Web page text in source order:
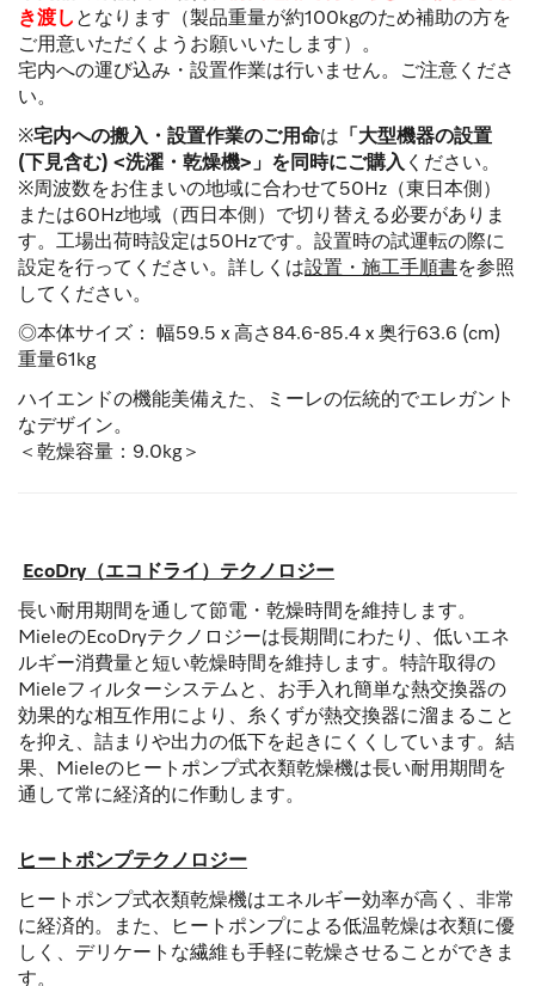
き渡し となります（製品重量が約100kgのため補助の方を
ご用意いただくようお願いいたします）。
宅内への運び込み・設置作業は行いません。ご注意くださ
い。
※宅内への搬入・設置作業のご用命は 「大型機器の設置
(下見含む) <洗濯・乾燥機>」を同時にご購入 ください。
※周波数をお住まいの地域に合わせて50Hz（東日本側）
または60Hz地域（西日本側）で切り替える必要がありま
す。工場出荷時設定は50Hzです。設置時の試運転の際に
設定を行ってください。詳しくは設置・施工手順書を参照
してください。
◎本体サイズ： 幅59.5 x 高さ84.6-85.4 x 奥行63.6 (cm)
重量61kg
ハイエンドの機能美備えた、ミーレの伝統的でエレガント
なデザイン。
＜乾燥容量：9.0kg＞
EcoDry（エコドライ）テクノロジー
長い耐用期間を通して節電・乾燥時間を維持します。
MieleのEcoDryテクノロジーは長期間にわたり、低いエネ
ルギー消費量と短い乾燥時間を維持します。特許取得の
Mieleフィルターシステムと、お手入れ簡単な熱交換器の
効果的な相互作用により、糸くずが熱交換器に溜まること
を抑え、詰まりや出力の低下を起きにくくしています。結
果、Mieleのヒートポンプ式衣類乾燥機は長い耐用期間を
通して常に経済的に作動します。
ヒートポンプテクノロジー
ヒートポンプ式衣類乾燥機はエネルギー効率が高く、非常
に経済的。また、ヒートポンプによる低温乾燥は衣類に優
しく、デリケートな繊維も手軽に乾燥させることができま
す。